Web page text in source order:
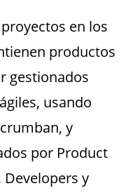
en los
productos
gestionados
usando
y
por Product
y